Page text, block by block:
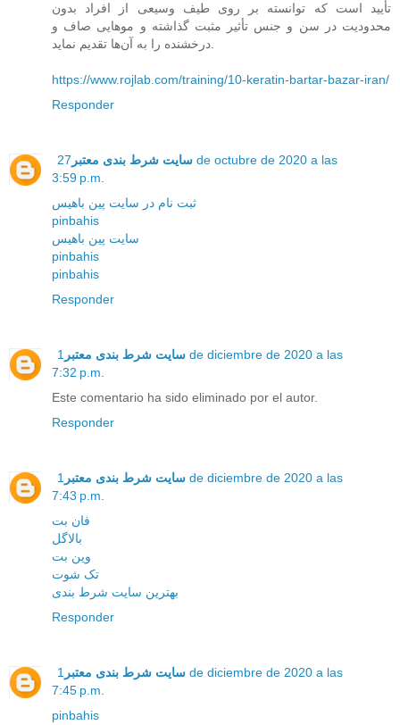
تأیید است که توانسته بر روی طیف وسیعی از افراد بدون
محدودیت در سن و جنس تأثیر مثبت گذاشته و موهایی صاف و
درخشنده را به آن‌ها تقدیم نماید.
https://www.rojlab.com/training/10-keratin-bartar-bazar-iran/
Responder
سایت شرط بندی معتبر 27 de octubre de 2020 a las
3:59 p.m.
ثبت نام در سایت پین باهیس
pinbahis
سایت پین باهیس
pinbahis
pinbahis
Responder
سایت شرط بندی معتبر 1 de diciembre de 2020 a las
7:32 p.m.
Este comentario ha sido eliminado por el autor.
Responder
سایت شرط بندی معتبر 1 de diciembre de 2020 a las
7:43 p.m.
فان بت
بالاگل
وین بت
تک شوت
بهترین سایت شرط بندی
Responder
سایت شرط بندی معتبر 1 de diciembre de 2020 a las
7:45 p.m.
pinbahis